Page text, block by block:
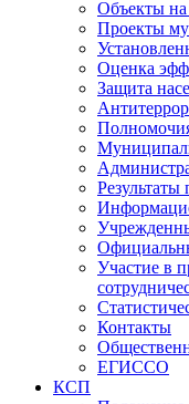
Объекты на
Проекты
Оценка
Защита
Результаты
Участие в
Контакты
ЕГИССО
КСП